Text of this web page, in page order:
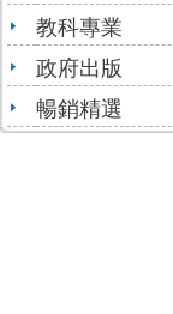
教科專業
政府出版
暢銷精選